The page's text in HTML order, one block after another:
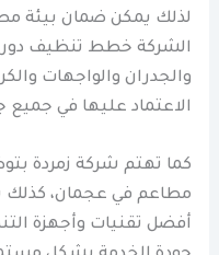
لذلك يمكن ضمان بيئة
الشركة خطط تنظيف
والجدران والواجهات
الاعتماد عليها في
كما تهتم شركة زمردة
مطاعم في عجمان، كذلك
أفضل تقنيات وأجهزة